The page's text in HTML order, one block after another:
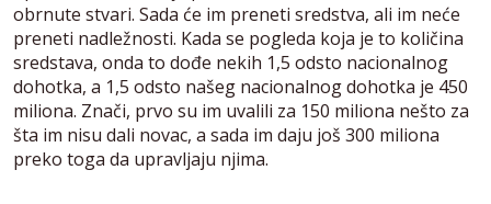
obrnute stvari. Sada će im preneti sredstva, ali im neće
preneti nadležnosti. Kada se pogleda koja je to količina
sredstava, onda to dođe nekih 1,5 odsto nacionalnog
dohotka, a 1,5 odsto našeg nacionalnog dohotka je 450
miliona. Znači, prvo su im uvalili za 150 miliona nešto za
šta im nisu dali novac, a sada im daju još 300 miliona
preko toga da upravljaju njima.